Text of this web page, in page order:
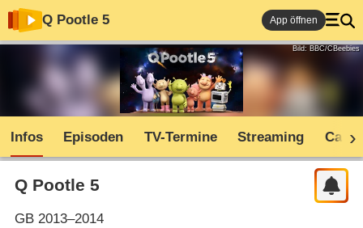
Q Pootle 5 App öffnen
Bild: BBC/CBeebies
Infos Episoden TV-Termine Streaming Cast
Q Pootle 5
GB2013–2014